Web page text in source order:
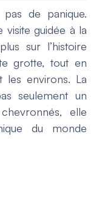
de panique.
visite guidée à la
sur l’histoire
grotte, tout en
les environs. La
seulement un
elle
du monde